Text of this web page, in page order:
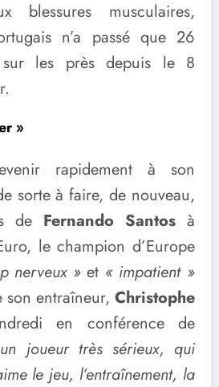
blessures musculaires,
n’a passé que 26
sur les près depuis le 8
»
rapidement à son
sorte à faire, de nouveau,
de Fernando Santos à
le champion d’Europe
nerveux »et « impatient »
son entraîneur, Christophe
en conférence de
un joueur très sérieux, qui
le jeu, l’entraînement, la